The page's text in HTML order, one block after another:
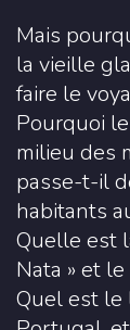
Mais
la vieille
faire le
Pourquoi
milieu des
passe-t-il
habitants
Quelle est
Nata » et
Quel est le